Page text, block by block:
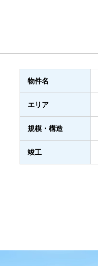
物件名
エリア
規模・構造
竣工